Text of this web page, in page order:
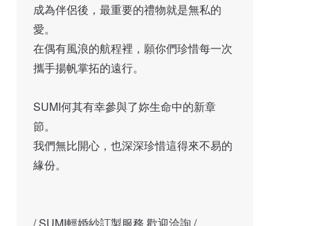
成為伴侶後，最重要的禮物就是無私的
愛。
在偶有風浪的航程裡，願你們珍惜每一次
攜手揚帆掌拓的遠行。
SUMI何其有幸參與了妳生命中的新章
節。
我們無比開心，也深深珍惜這得來不易的
緣份。